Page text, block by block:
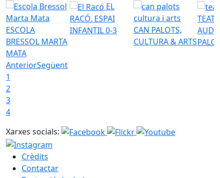
ESCOLA
BRESSOL MARTA
MATA
EL
RACÓ. ESPAI
INFANTIL 0-3
CAN PALOTS,
CULTURA & ARTS
AnteriorSegüent
1
2
3
4
Xarxes socials:
Crèdits
Contactar